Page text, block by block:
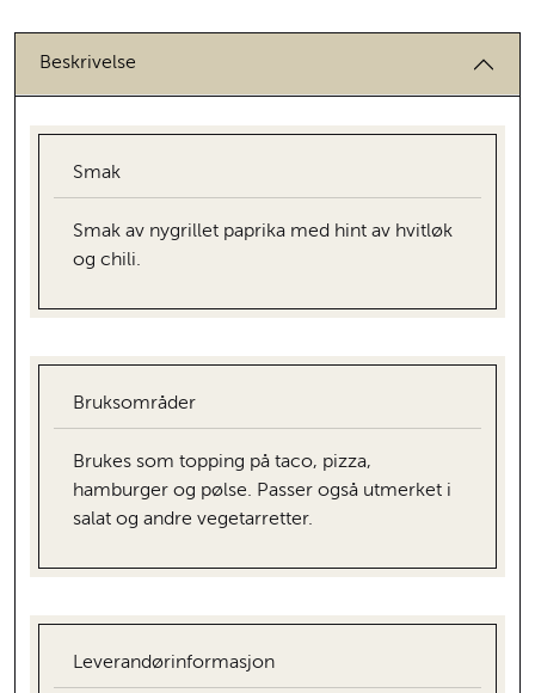
Beskrivelse
Smak
Smak av nygrillet paprika med hint av hvitløk
og chili.
Bruksområder
Brukes som topping på taco, pizza,
hamburger og pølse. Passer også utmerket i
salat og andre vegetarretter.
Leverandørinformasjon